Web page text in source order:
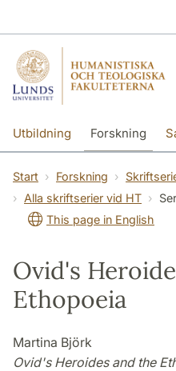
Utbildning Forskning
Start Forskning
Alla skriftserier vid HT
This page in English
Ovid's
Ethopoeia
Martina Björk
Ovid's Heroides and the